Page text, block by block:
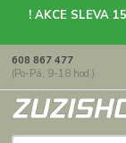
! AKCE SLEVA
608 867 477
(Po-Pá, 9-18 hod.)